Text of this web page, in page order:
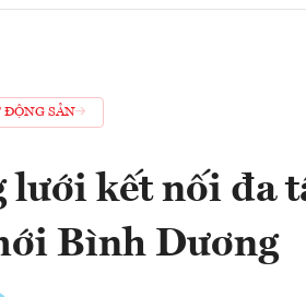
ĐỘNG SẢN
lưới kết nối đa
Bình Dương